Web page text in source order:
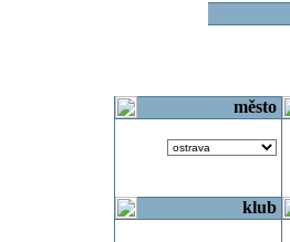
město
klub